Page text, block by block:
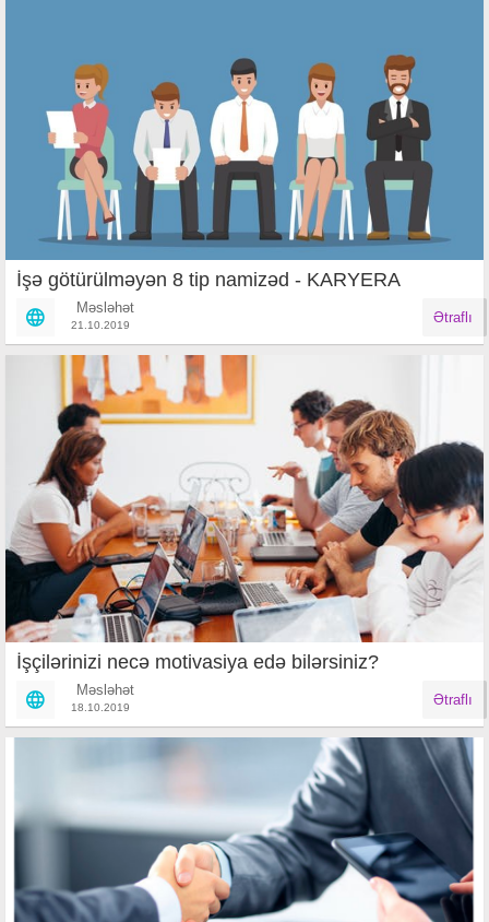
İşə götürülməyən 8 tip namizəd - KARYERA
Məsləhət
21.10.2019 Ətraflı
İşçilərinizi necə motivasiya edə bilərsiniz?
Məsləhət
18.10.2019 Ətraflı